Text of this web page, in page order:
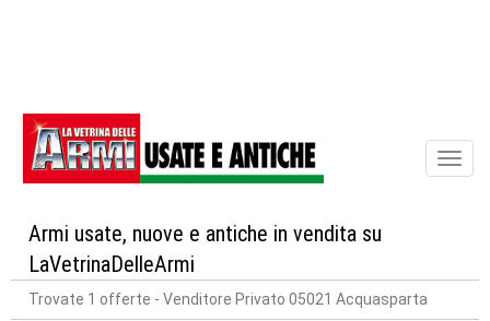
Armi usate, nuove e antiche in vendita su
LaVetrinaDelleArmi
Trovate 1 offerte - Venditore Privato 05021 Acquasparta